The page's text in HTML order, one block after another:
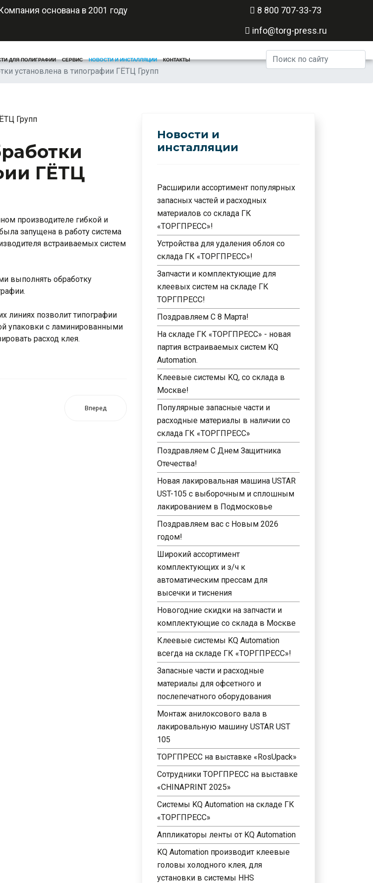
Компания основана в 2001 году
8 800 707-33-73
info@torg-press.ru
Искать...
ДЛЯ ПОЛИГРАФИИ СЕРВИС НОВОСТИ И ИНСТАЛЛЯЦИИ КОНТАКТЫ
установлена в типографии ГЁТЦ Групп
ГЁТЦ
производителе гибкой и
запущена в работу система
встраиваемых систем
выполнять обработку
линиях позволит типографии
упаковки с ламинированными
расход клея.
Вперед
Новости и
инсталляции
Расширили ассортимент популярных
запасных частей и расходных
материалов со склада ГК
«ТОРГПРЕСС»!
Устройства для удаления облоя со
склада ГК «ТОРГПРЕСС»!
Запчасти и комплектующие для
клеевых систем на складе ГК
ТОРГПРЕСС!
Поздравляем С 8 Марта!
На складе ГК «ТОРГПРЕСС» - новая
партия встраиваемых систем KQ
Automation.
Клеевые системы KQ, со склада в
Москве!
Популярные запасные части и
расходные материалы в наличии со
склада ГК «ТОРГПРЕСС»
Поздравляем С Днем Защитника
Отечества!
Новая лакировальная машина USTAR
UST-105 с выборочным и сплошным
лакированием в Подмосковье
Поздравляем вас с Новым 2026
годом!
Широкий ассортимент
комплектующих и з/ч к
автоматическим прессам для
высечки и тиснения
Новогодние скидки на запчасти и
комплектующие со склада в Москве
Клеевые системы KQ Automation
всегда на складе ГК «ТОРГПРЕСС»!
Запасные части и расходные
материалы для офсетного и
послепечатного оборудования
Монтаж анилоксового вала в
лакировальную машину USTAR UST
105
ТОРГПРЕСС на выставке «RosUpack»
Сотрудники ТОРГПРЕСС на выставке
«CHINAPRINT 2025»
Системы KQ Automation на складе ГК
«ТОРГПРЕСС»
Аппликаторы ленты от KQ Automation
KQ Automation производит клеевые
головы холодного клея, для
установки в системы HHS